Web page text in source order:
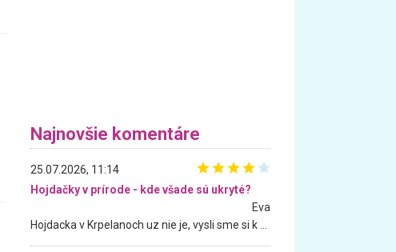
Najnovšie komentáre
25.07.2026, 11:14
Hojdačky v prírode - kde všade sú ukryté?
Eva